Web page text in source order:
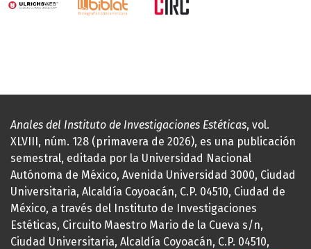
Anales del Instituto de Investigaciones Estéticas, vol.
XLVIII, núm. 128 (primavera de 2026), es una publicación
semestral, editada por la Universidad Nacional
Autónoma de México, Avenida Universidad 3000, Ciudad
Universitaria, Alcaldía Coyoacán, C.P. 04510, Ciudad de
México, a través del Instituto de Investigaciones
Estéticas, Circuito Maestro Mario de la Cueva s/n,
Ciudad Universitaria, Alcaldía Coyoacán, C.P. 04510,